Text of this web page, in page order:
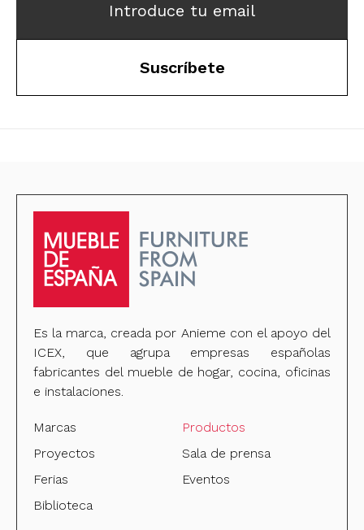
Introduce tu email
Suscríbete
Es la marca, creada por Anieme con el apoyo del
ICEX, que agrupa empresas españolas
fabricantes del mueble de hogar, cocina, oficinas
e instalaciones.
Marcas
Productos
Proyectos
Sala de prensa
Ferias
Eventos
Biblioteca